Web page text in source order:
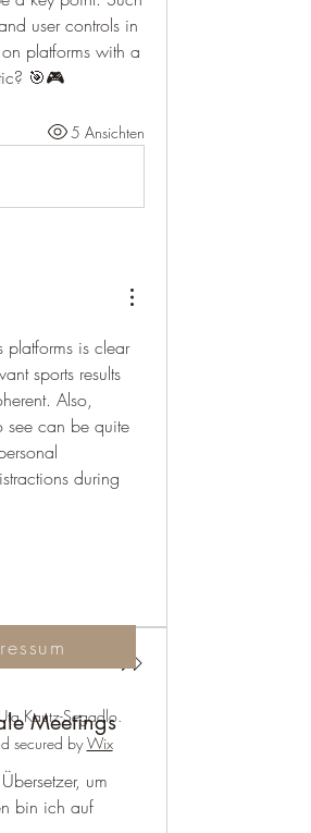
user controls in
platforms with a
🎯🎮
5 Ansichten
platforms is clear
sports results
Also,
see can be quite
during
Meetings
um
bin ich auf
Kautz-Segadlo.
secured byWix